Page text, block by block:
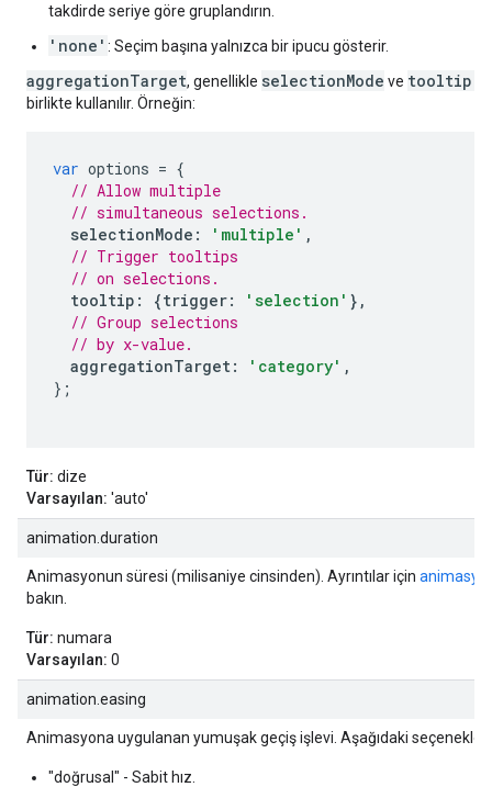
takdirde seriye göre gruplandırın.
'none' : Seçim başına yalnızca bir ipucu gösterir.
aggregationTarget, genellikle selectionMode ve
birlikte kullanılır. Örneğin:
var options = {
// Allow multiple
// simultaneous selections.
selectionMode : 'multiple' ,
// Trigger tooltips
// on selections.
tooltip : {trigger: 'selection' },
// Group selections
// by x-value.
aggregationTarget: 'category' ,
};
Tür: dize
Varsayılan: 'auto'
animation.duration
Animasyonun süresi (milisaniye cinsinden). Ayrıntılar için
bakın.
Tür: numara
Varsayılan: 0
animation.easing
Animasyona uygulanan yumuşak geçiş işlevi. Aşağıdaki seçenekler
"doğrusal" - Sabit hız.